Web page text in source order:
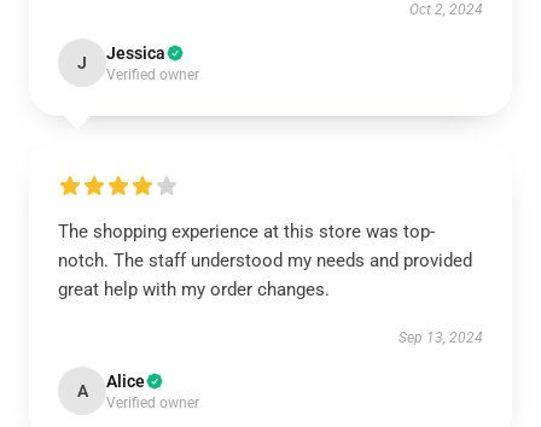
Oct 2, 2024
J Jessica
Verified owner
The shopping experience at this store was top-
notch. The staff understood my needs and provided
great help with my order changes.
Sep 13, 2024
A Alice
Verified owner